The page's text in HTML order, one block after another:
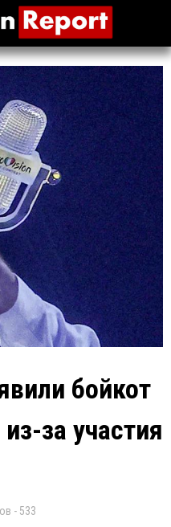
бойкот
за участия
- 533